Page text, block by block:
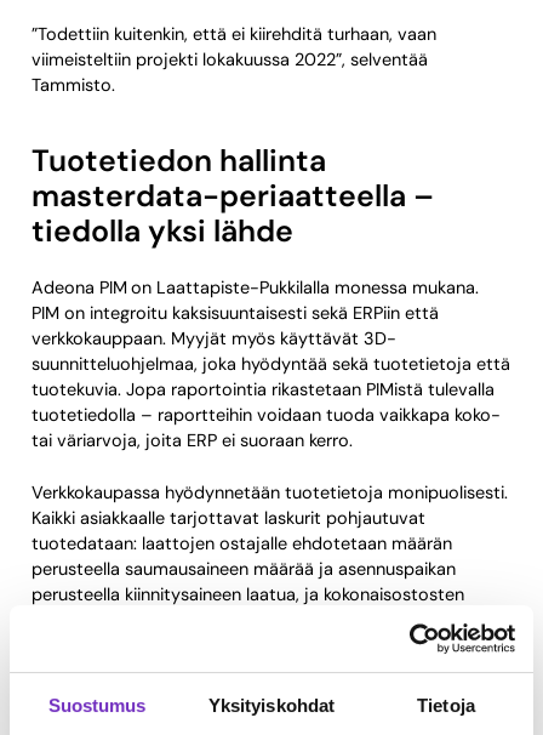
Suostumus Yksityiskohdat Tietoja
”Todettiin kuitenkin, että ei kiirehditä turhaan, vaan
viimeisteltiin projekti lokakuussa 2022”, selventää
Tammisto.
Tuotetiedon hallinta
masterdata-periaatteella –
tiedolla yksi lähde
Adeona PIMon Laattapiste-Pukkilalla monessa mukana.
PIM on integroitu kaksisuuntaisesti sekä ERPiin että
verkkokauppaan. Myyjät myös käyttävät 3D-
suunnitteluohjelmaa, joka hyödyntää sekä tuotetietoja että
tuotekuvia. Jopa raportointia rikastetaan PIMistä tulevalla
tuotetiedolla – raportteihin voidaan tuoda vaikkapa koko-
tai väriarvoja, joita ERP ei suoraan kerro.
Verkkokaupassa hyödynnetään tuotetietoja monipuolisesti.
Kaikki asiakkaalle tarjottavat laskurit pohjautuvat
tuotedataan: laattojen ostajalle ehdotetaan määrän
perusteella saumausaineen määrää ja asennuspaikan
perusteella kiinnitysaineen laatua, ja kokonaisostosten
Laattapiste-Pukkilalla otettiin samassa projektissa
käyttöön myös EasyCatalog-taittoautomaatio-ohjelmisto,
johon on valmis liityntä Adeona PIMissä. Sen avulla